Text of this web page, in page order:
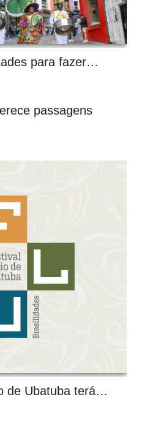
para fazer…
passagens
de Ubatuba terá…